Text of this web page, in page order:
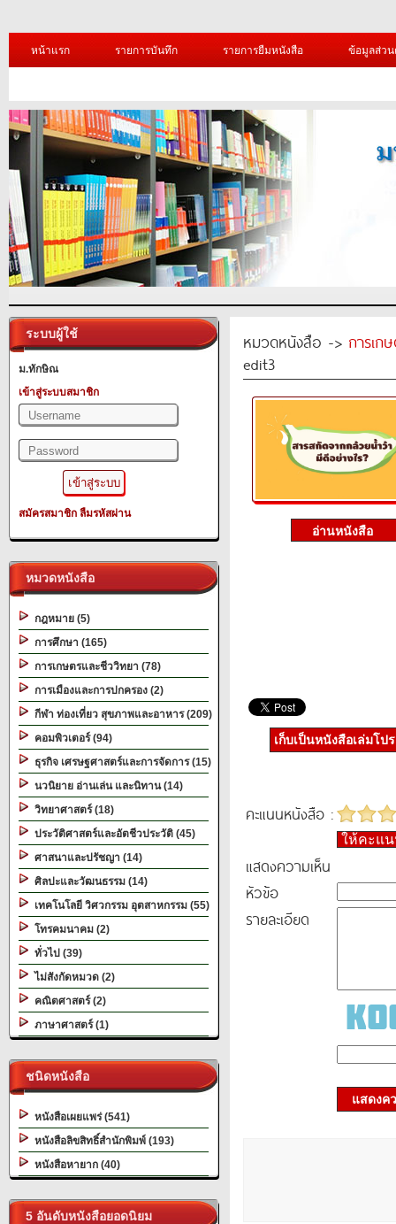
หน้าแรก รายการบันทึก รายการยืมหนังสือ ข้อมูลส่ว
ระบบผู้ใช้
ม.ทักษิณ
เข้าสู่ระบบสมาชิก
สมัครสมาชิก ลืมรหัสผ่าน
หมวดหนังสือ
กฎหมาย (5)
การศึกษา (165)
การเกษตรและชีววิทยา (78)
การเมืองและการปกครอง (2)
กีฬา ท่องเที่ยว สุขภาพและอาหาร (209)
คอมพิวเตอร์ (94)
ธุรกิจ เศรษฐศาสตร์และการจัดการ (15)
นวนิยาย อ่านเล่น และนิทาน (14)
วิทยาศาสตร์ (18)
ประวัติศาสตร์และอัตชีวประวัติ (45)
ศาสนาและปรัชญา (14)
ศิลปะและวัฒนธรรม (14)
เทคโนโลยี วิศวกรรม อุตสาหกรรม (55)
โทรคมนาคม (2)
ทั่วไป (39)
ไม่สังกัดหมวด (2)
คณิตศาสตร์ (2)
ภาษาศาสตร์ (1)
ชนิดหนังสือ
หนังสือเผยแพร่ (541)
หนังสือลิขสิทธิ์สำนักพิมพ์ (193)
หนังสือหายาก (40)
5 อันดับหนังสือยอดนิยม
หมวดหนังสือ -> การเก
edit3
เก็บเป็นหนังสือเล่มโป
คะแนนหนังสือ :
ให้คะแ
แสดงความเห็น
หัวข้อ
รายละเอียด
แสดงค